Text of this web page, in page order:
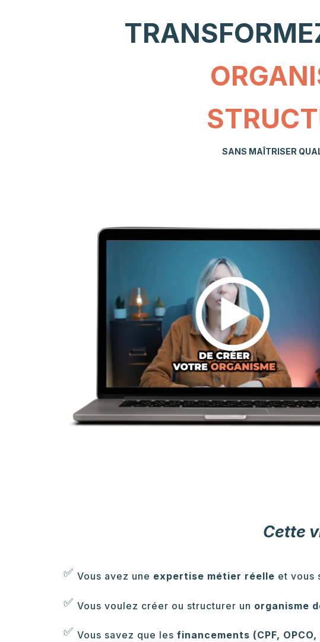
SANS MAÎTRISER
Cette
✅ Vous avez une expertise métier réelle et vous
✅ Vous voulez créer ou structurer un organisme
✅ Vous savez que les financements (CPF,